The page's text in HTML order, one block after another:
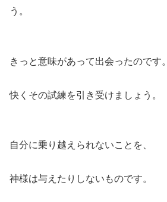
う。
きっと意味があって出会ったのです。
快くその試練を引き受けましょう。
自分に乗り越えられないことを、
神様は与えたりしないものです。